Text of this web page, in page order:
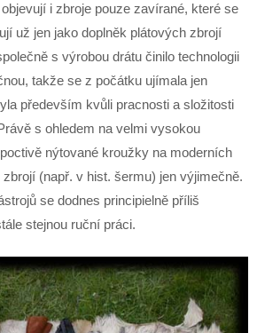
i zbroje pouze zavírané, které se
už jen jako doplněk plátových zbrojí
s výrobou drátu činilo technologii
takže se z počátku ujímala jen
především kvůli pracnosti a složitosti
s ohledem na velmi vysokou
nýtované kroužky na moderních
(např. v hist. šermu) jen výjimečně.
se dodnes principielně příliš
stejnou ruční práci.